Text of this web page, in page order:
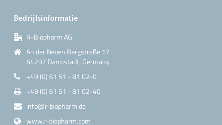
Bedrijfsinformatie
R-Biopharm AG
An der Neuen Bergstraße 17
64297 Darmstadt, Germany
+49 (0) 61 51 - 81 02-0
+49 (0) 61 51 - 81 02-40
info@r-biopharm.de
www.r-biopharm.com